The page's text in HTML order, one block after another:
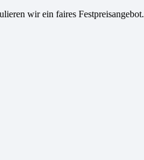
wir ein faires Festpreisangebot.